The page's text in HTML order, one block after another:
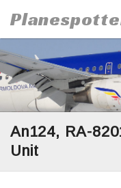
to
content
An124, RA-
Unit